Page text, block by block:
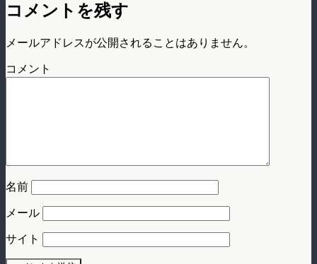
コメントを残す
メールアドレスが公開されることはありません。
コメント
名前
メール
サイト